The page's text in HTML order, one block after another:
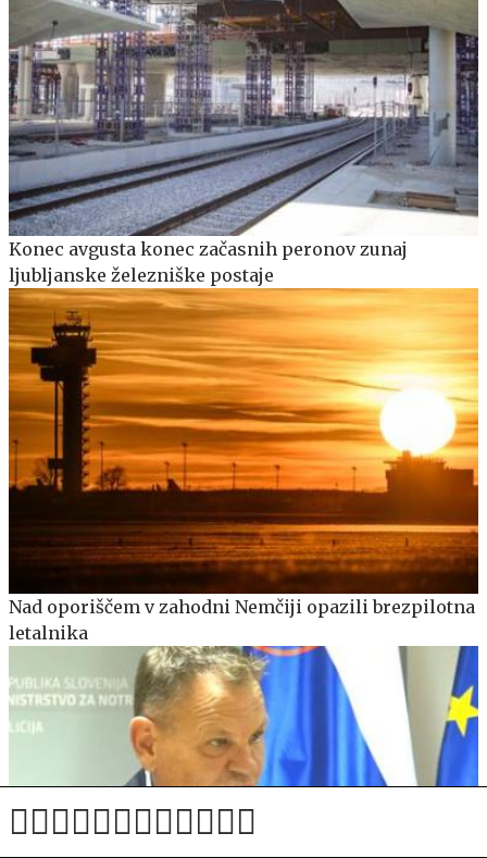
Konec avgusta konec začasnih peronov zunaj
ljubljanske železniške postaje
Nad oporiščem v zahodni Nemčiji opazili brezpilotna
letalnika